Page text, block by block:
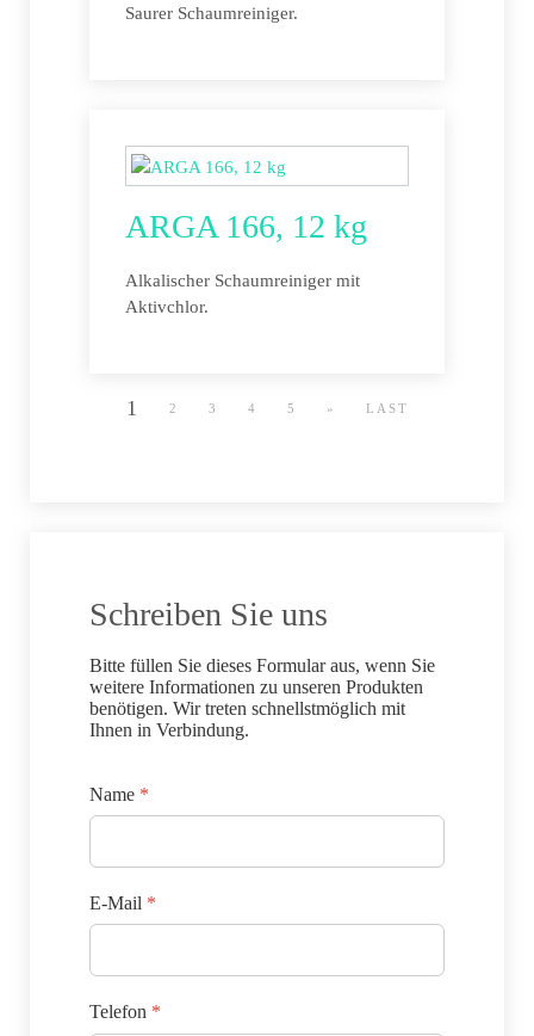
Saurer Schaumreiniger.
ARGA 166, 12 kg
Alkalischer Schaumreiniger mit
Aktivchlor.
1 2 3 4 5 » LAST
Schreiben Sie uns
Bitte füllen Sie dieses Formular aus, wenn Sie
weitere Informationen zu unseren Produkten
benötigen. Wir treten schnellstmöglich mit
Ihnen in Verbindung.
Name *
E-Mail *
Telefon *